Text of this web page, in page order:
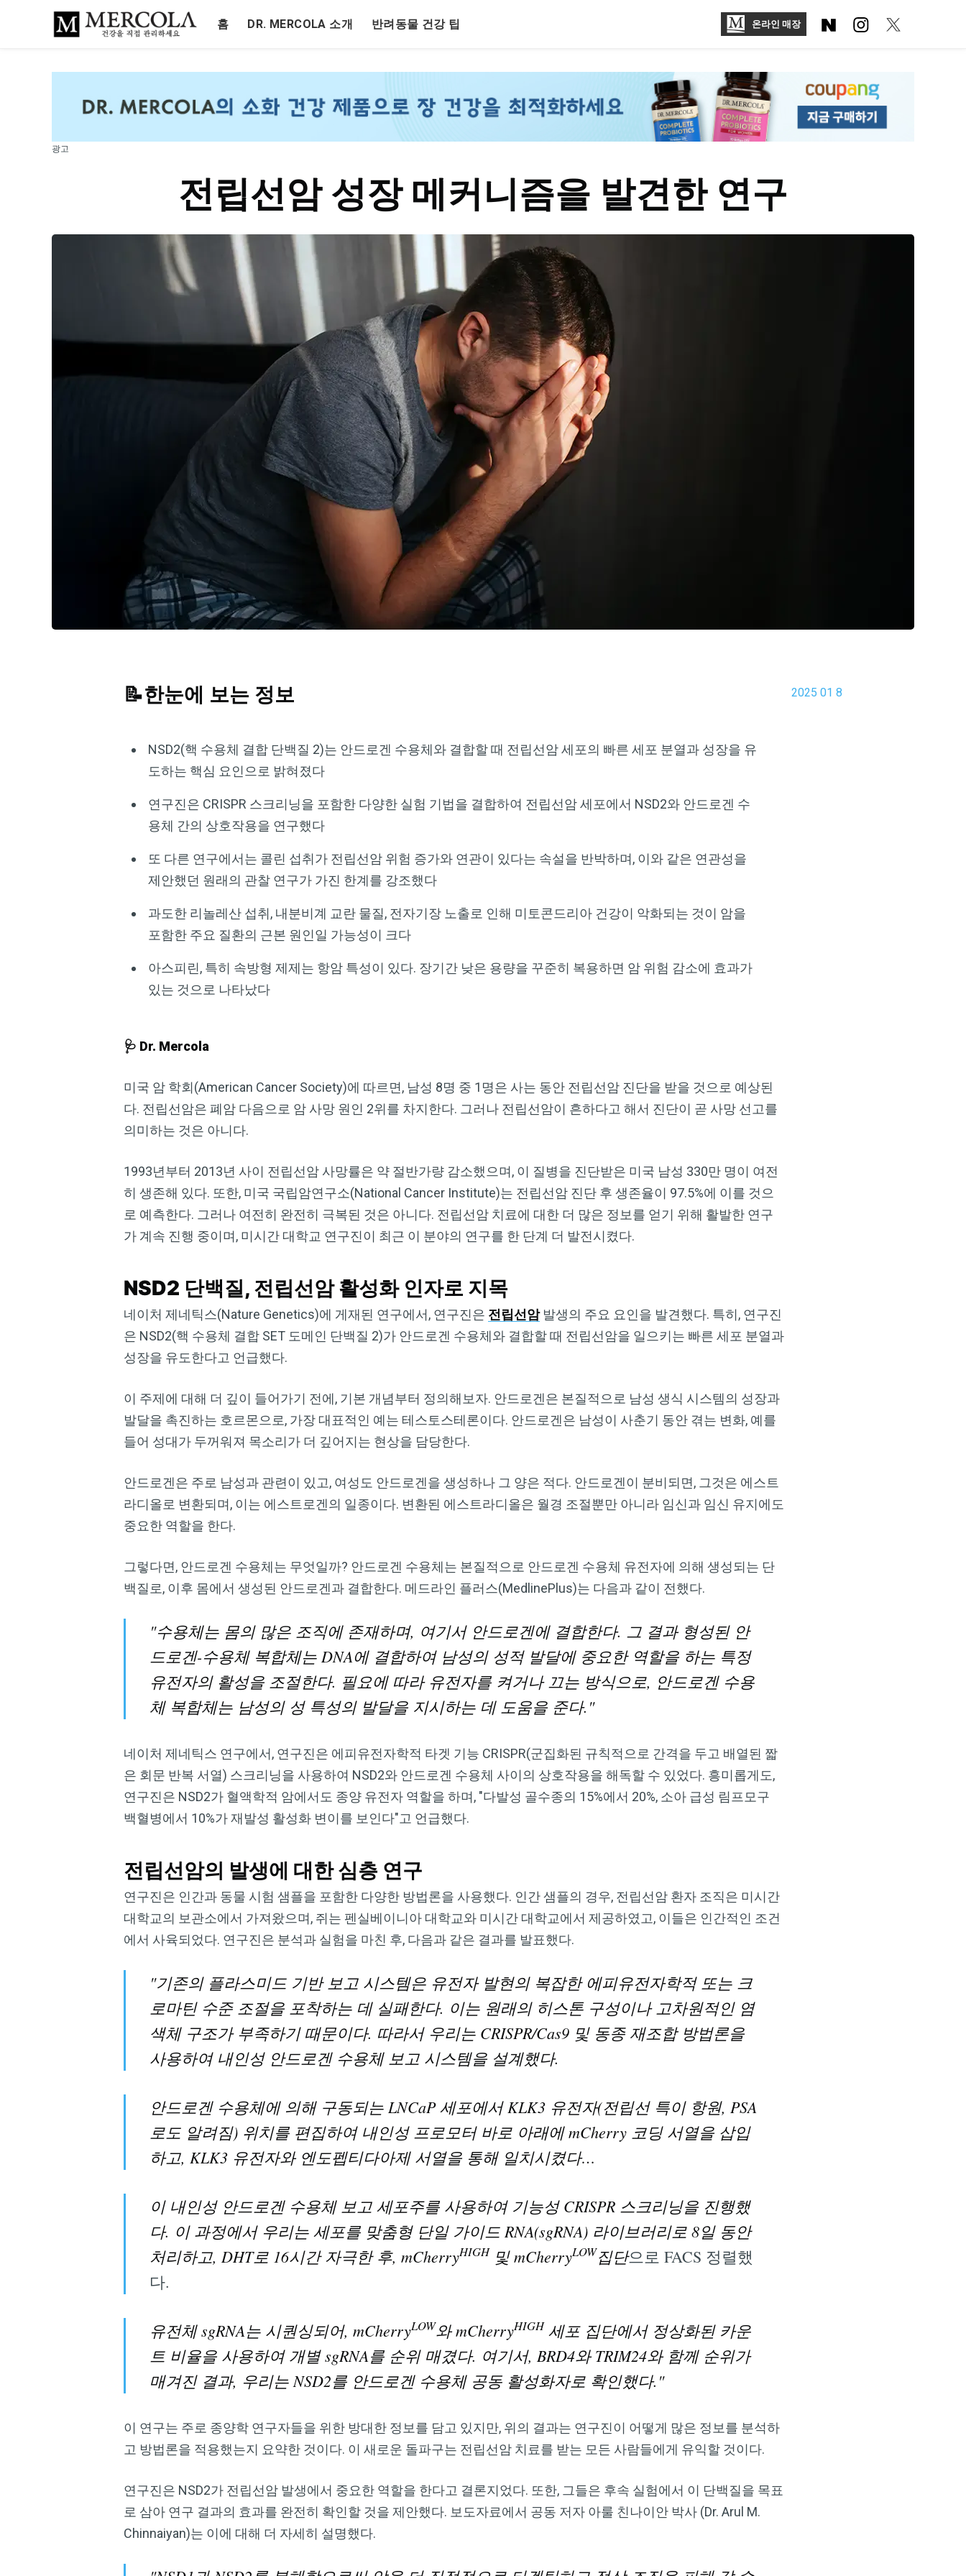
홈 DR. MERCOLA 소개 반려동물 건강 팁 온라인 매장
광고
전립선암 성장 메커니즘을 발견한 연구
2025 01 8
📝한눈에 보는 정보
NSD2(핵 수용체 결합 단백질 2)는 안드로겐 수용체와 결합할 때 전립선암 세포의 빠른 세포 분열과 성장을 유
도하는 핵심 요인으로 밝혀졌다
연구진은 CRISPR 스크리닝을 포함한 다양한 실험 기법을 결합하여 전립선암 세포에서 NSD2와 안드로겐 수
용체 간의 상호작용을 연구했다
또 다른 연구에서는 콜린 섭취가 전립선암 위험 증가와 연관이 있다는 속설을 반박하며, 이와 같은 연관성을
제안했던 원래의 관찰 연구가 가진 한계를 강조했다
과도한 리놀레산 섭취, 내분비계 교란 물질, 전자기장 노출로 인해 미토콘드리아 건강이 악화되는 것이 암을
포함한 주요 질환의 근본 원인일 가능성이 크다
아스피린, 특히 속방형 제제는 항암 특성이 있다. 장기간 낮은 용량을 꾸준히 복용하면 암 위험 감소에 효과가
있는 것으로 나타났다
🩺 Dr. Mercola
미국 암 학회(American Cancer Society)에 따르면, 남성 8명 중 1명은 사는 동안 전립선암 진단을 받을 것으로 예상된
다. 전립선암은 폐암 다음으로 암 사망 원인 2위를 차지한다. 그러나 전립선암이 흔하다고 해서 진단이 곧 사망 선고를
의미하는 것은 아니다.
1993년부터 2013년 사이 전립선암 사망률은 약 절반가량 감소했으며, 이 질병을 진단받은 미국 남성 330만 명이 여전
히 생존해 있다. 또한, 미국 국립암연구소(National Cancer Institute)는 전립선암 진단 후 생존율이 97.5%에 이를 것으
로 예측한다. 그러나 여전히 완전히 극복된 것은 아니다. 전립선암 치료에 대한 더 많은 정보를 얻기 위해 활발한 연구
가 계속 진행 중이며, 미시간 대학교 연구진이 최근 이 분야의 연구를 한 단계 더 발전시켰다.
NSD2 단백질, 전립선암 활성화 인자로 지목
네이처 제네틱스(Nature Genetics)에 게재된 연구에서, 연구진은 전립선암 발생의 주요 요인을 발견했다. 특히, 연구진
은 NSD2(핵 수용체 결합 SET 도메인 단백질 2)가 안드로겐 수용체와 결합할 때 전립선암을 일으키는 빠른 세포 분열과
성장을 유도한다고 언급했다.
이 주제에 대해 더 깊이 들어가기 전에, 기본 개념부터 정의해보자. 안드로겐은 본질적으로 남성 생식 시스템의 성장과
발달을 촉진하는 호르몬으로, 가장 대표적인 예는 테스토스테론이다. 안드로겐은 남성이 사춘기 동안 겪는 변화, 예를
들어 성대가 두꺼워져 목소리가 더 깊어지는 현상을 담당한다.
안드로겐은 주로 남성과 관련이 있고, 여성도 안드로겐을 생성하나 그 양은 적다. 안드로겐이 분비되면, 그것은 에스트
라디올로 변환되며, 이는 에스트로겐의 일종이다. 변환된 에스트라디올은 월경 조절뿐만 아니라 임신과 임신 유지에도
중요한 역할을 한다.
그렇다면, 안드로겐 수용체는 무엇일까? 안드로겐 수용체는 본질적으로 안드로겐 수용체 유전자에 의해 생성되는 단
백질로, 이후 몸에서 생성된 안드로겐과 결합한다. 메드라인 플러스(MedlinePlus)는 다음과 같이 전했다.
"수용체는 몸의 많은 조직에 존재하며, 여기서 안드로겐에 결합한다. 그 결과 형성된 안
드로겐-수용체 복합체는 DNA에 결합하여 남성의 성적 발달에 중요한 역할을 하는 특정
유전자의 활성을 조절한다. 필요에 따라 유전자를 켜거나 끄는 방식으로, 안드로겐 수용
체 복합체는 남성의 성 특성의 발달을 지시하는 데 도움을 준다."
네이처 제네틱스 연구에서, 연구진은 에피유전자학적 타겟 기능 CRISPR(군집화된 규칙적으로 간격을 두고 배열된 짧
은 회문 반복 서열) 스크리닝을 사용하여 NSD2와 안드로겐 수용체 사이의 상호작용을 해독할 수 있었다. 흥미롭게도,
연구진은 NSD2가 혈액학적 암에서도 종양 유전자 역할을 하며, "다발성 골수종의 15%에서 20%, 소아 급성 림프모구
백혈병에서 10%가 재발성 활성화 변이를 보인다"고 언급했다.
전립선암의 발생에 대한 심층 연구
연구진은 인간과 동물 시험 샘플을 포함한 다양한 방법론을 사용했다. 인간 샘플의 경우, 전립선암 환자 조직은 미시간
대학교의 보관소에서 가져왔으며, 쥐는 펜실베이니아 대학교와 미시간 대학교에서 제공하였고, 이들은 인간적인 조건
에서 사육되었다. 연구진은 분석과 실험을 마친 후, 다음과 같은 결과를 발표했다.
"기존의 플라스미드 기반 보고 시스템은 유전자 발현의 복잡한 에피유전자학적 또는 크
로마틴 수준 조절을 포착하는 데 실패한다. 이는 원래의 히스톤 구성이나 고차원적인 염
색체 구조가 부족하기 때문이다. 따라서 우리는 CRISPR/Cas9 및 동종 재조합 방법론을
사용하여 내인성 안드로겐 수용체 보고 시스템을 설계했다.
안드로겐 수용체에 의해 구동되는 LNCaP 세포에서 KLK3 유전자(전립선 특이 항원, PSA
로도 알려짐) 위치를 편집하여 내인성 프로모터 바로 아래에 mCherry 코딩 서열을 삽입
하고, KLK3 유전자와 엔도펩티다아제 서열을 통해 일치시켰다…
이 내인성 안드로겐 수용체 보고 세포주를 사용하여 기능성 CRISPR 스크리닝을 진행했
다. 이 과정에서 우리는 세포를 맞춤형 단일 가이드 RNA(sgRNA) 라이브러리로 8일 동안
처리하고, DHT로 16시간 자극한 후, mCherryHIGH및 mCherryLOW집단으로 FACS 정렬했
다.
유전체 sgRNA는 시퀀싱되어, mCherryLOW와 mCherryHIGH세포 집단에서 정상화된 카운
트 비율을 사용하여 개별 sgRNA를 순위 매겼다. 여기서, BRD4와 TRIM24와 함께 순위가
매겨진 결과, 우리는 NSD2를 안드로겐 수용체 공동 활성화자로 확인했다."
이 연구는 주로 종양학 연구자들을 위한 방대한 정보를 담고 있지만, 위의 결과는 연구진이 어떻게 많은 정보를 분석하
고 방법론을 적용했는지 요약한 것이다. 이 새로운 돌파구는 전립선암 치료를 받는 모든 사람들에게 유익할 것이다.
연구진은 NSD2가 전립선암 발생에서 중요한 역할을 한다고 결론지었다. 또한, 그들은 후속 실험에서 이 단백질을 목표
로 삼아 연구 결과의 효과를 완전히 확인할 것을 제안했다. 보도자료에서 공동 저자 아룰 친나이안 박사 (Dr. Arul M.
Chinnaiyan)는 이에 대해 더 자세히 설명했다.
Dr. Mercola의 자연 건강 뉴스레터를 무
료로 구독하세요
롭게 확인하실 수 있습니다. Dr. Mercola와 함께 개인정보와 표
현의 자유를 지켜보세요.
지금 구독하기